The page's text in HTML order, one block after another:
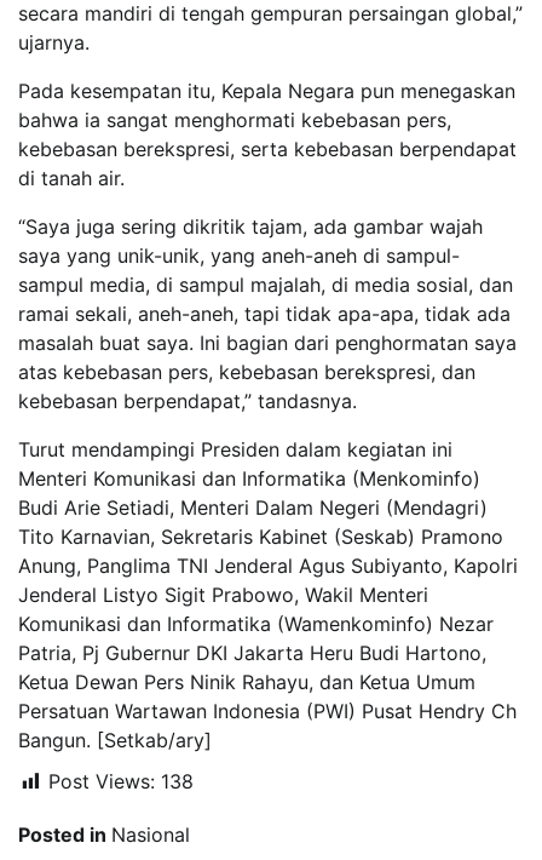
secara mandiri di tengah gempuran persaingan global,”
ujarnya.
Pada kesempatan itu, Kepala Negara pun menegaskan
bahwa ia sangat menghormati kebebasan pers,
kebebasan berekspresi, serta kebebasan berpendapat
di tanah air.
“Saya juga sering dikritik tajam, ada gambar wajah
saya yang unik-unik, yang aneh-aneh di sampul-
sampul media, di sampul majalah, di media sosial, dan
ramai sekali, aneh-aneh, tapi tidak apa-apa, tidak ada
masalah buat saya. Ini bagian dari penghormatan saya
atas kebebasan pers, kebebasan berekspresi, dan
kebebasan berpendapat,” tandasnya.
Turut mendampingi Presiden dalam kegiatan ini
Menteri Komunikasi dan Informatika (Menkominfo)
Budi Arie Setiadi, Menteri Dalam Negeri (Mendagri)
Tito Karnavian, Sekretaris Kabinet (Seskab) Pramono
Anung, Panglima TNI Jenderal Agus Subiyanto, Kapolri
Jenderal Listyo Sigit Prabowo, Wakil Menteri
Komunikasi dan Informatika (Wamenkominfo) Nezar
Patria, Pj Gubernur DKI Jakarta Heru Budi Hartono,
Ketua Dewan Pers Ninik Rahayu, dan Ketua Umum
Persatuan Wartawan Indonesia (PWI) Pusat Hendry Ch
Bangun. [Setkab/ary]
Post Views: 138
Posted in Nasional